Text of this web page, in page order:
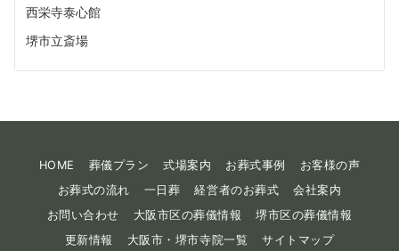
西栄寺泰心館
堺市立斎場
HOME 葬儀プラン 式場案内 お葬式事例
お客様の声
お葬式の流れ
一日葬 経営者のお葬式
会社案内
お問い合わせ
大阪市区の葬儀情報
堺市区の葬儀情報
更新情報
大阪市・堺市寺院一覧 サイトマップ